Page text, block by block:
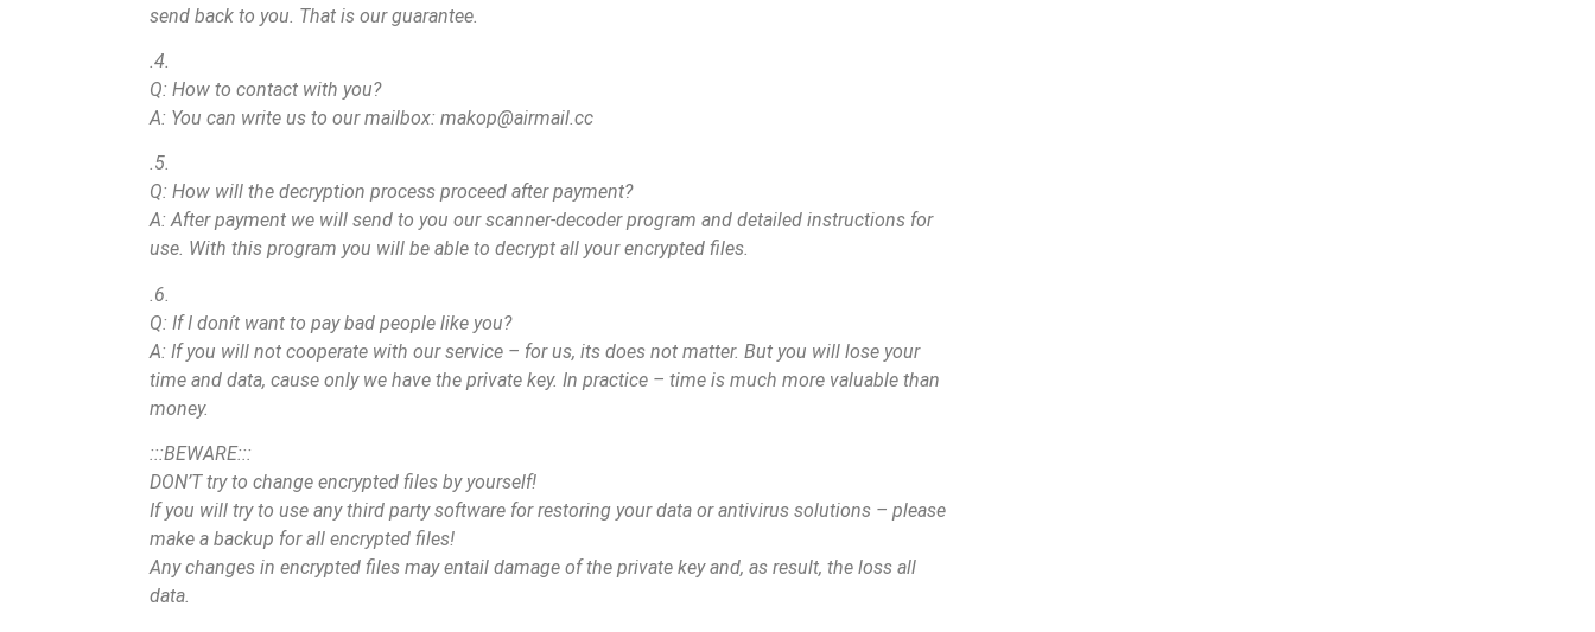
send back to you. That is our guarantee.
.4.
Q: How to contact with you?
A: You can write us to our mailbox:makop@airmail.cc
.5.
Q: How will the decryption process proceed after payment?
A: After payment we will send to you our scanner-decoder program and detailed instructions for
use. With this program you will be able to decrypt all your encrypted files.
.6.
Q: If I donít want to pay bad people like you?
A: If you will not cooperate with our service – for us, its does not matter. But you will lose your
time and data, cause only we have the private key. In practice – time is much more valuable than
money.
:::BEWARE:::
DON’T try to change encrypted files by yourself!
If you will try to use any third party software for restoring your data or antivirus solutions – please
make a backup for all encrypted files!
Any changes in encrypted files may entail damage of the private key and, as result, the loss all
data.